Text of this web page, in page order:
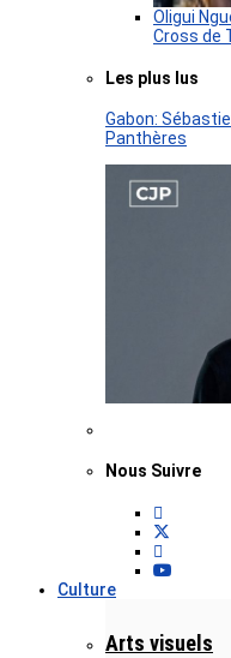
Oligui
Cross de
Les plus lus
Gabon:
Panthères
Nous Suivre
Culture
Arts visuels